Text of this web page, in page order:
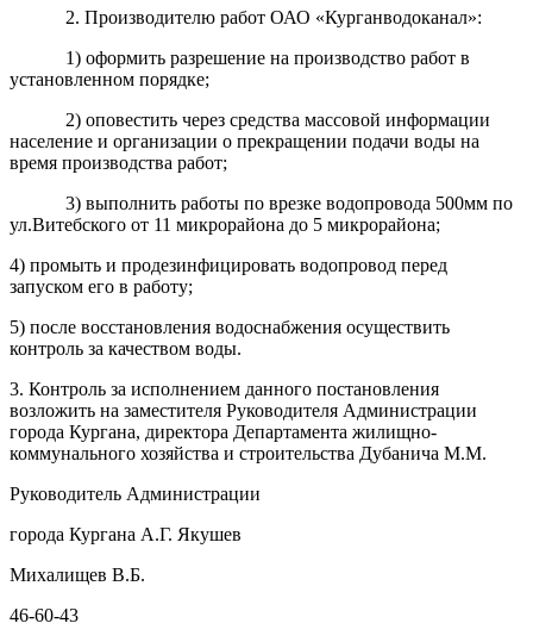
2. Производителю работ ОАО «Курганводоканал»:
1) оформить разрешение на производство работ в
установленном порядке;
2) оповестить через средства массовой информации
население и организации о прекращении подачи воды на
время производства работ;
3) выполнить работы по врезке водопровода 500мм по
ул.Витебского от 11 микрорайона до 5 микрорайона;
4) промыть и продезинфицировать водопровод перед
запуском его в работу;
5) после восстановления водоснабжения осуществить
контроль за качеством воды.
3. Контроль за исполнением данного постановления
возложить на заместителя Руководителя Администрации
города Кургана, директора Департамента жилищно-
коммунального хозяйства и строительства Дубанича М.М.
Руководитель Администрации
города Кургана А.Г. Якушев
Михалищев В.Б.
46-60-43